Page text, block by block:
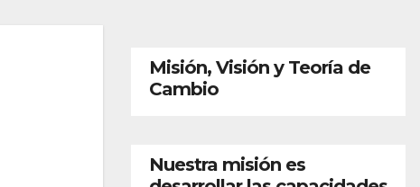
Misión, Visión y Teoría de
Cambio
Nuestra misión es